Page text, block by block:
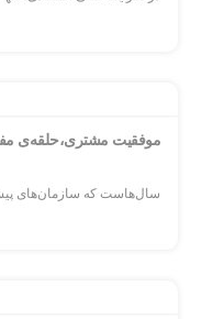
موفقیت مشتری،حلقه‌ی
سال‌هاست که سازمان‌های